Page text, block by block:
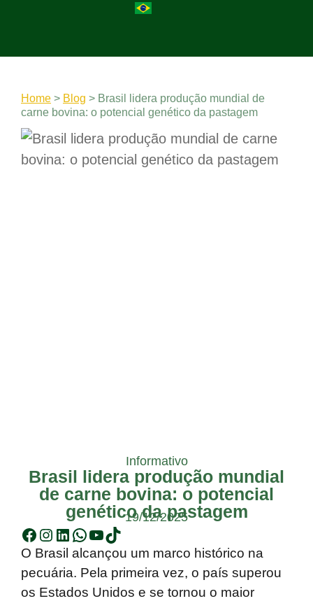
Home > Blog > Brasil lidera produção mundial de
carne bovina: o potencial genético da pastagem
Informativo
Brasil lidera produção mundial
de carne bovina: o potencial
genético da pastagem
19/12/2025
O Brasil alcançou um marco histórico na
pecuária. Pela primeira vez, o país superou
os Estados Unidos e se tornou o maior